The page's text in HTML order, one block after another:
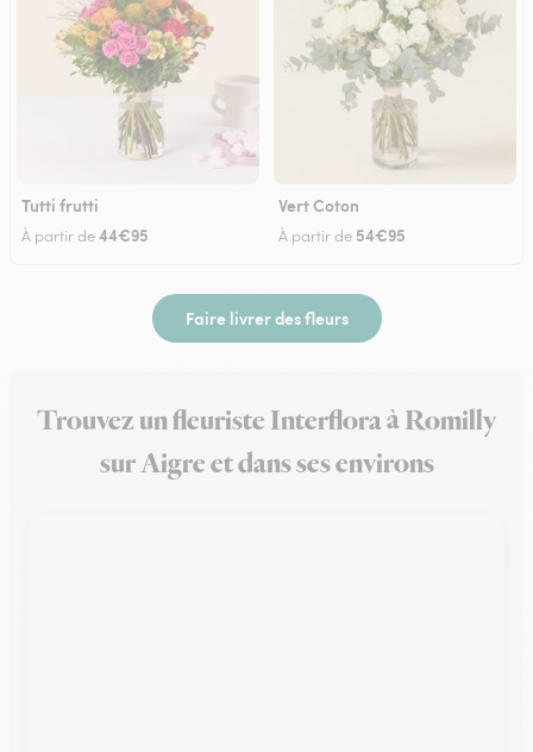
Tutti frutti
À partir de44€95
Vert Coton
À partir de 54€95
Faire livrer des fleurs
Trouvez un fleuriste Interflora à Romilly
sur Aigre et dans ses environs